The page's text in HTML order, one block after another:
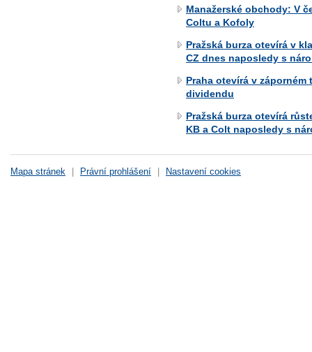
Manažerské obchody: V
Coltu a Kofoly
Pražská burza otevírá v
CZ dnes naposledy s
Praha otevírá v
dividendu
Pražská burza otevírá
KB a Colt naposledy s
Mapa stránek Právní prohlášení Nastavení cookies